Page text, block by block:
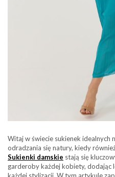
Witaj w świecie sukienek idealnych
odradzania się natury, kiedy
Sukienki damskie stają się
garderoby każdej kobiety, dodając